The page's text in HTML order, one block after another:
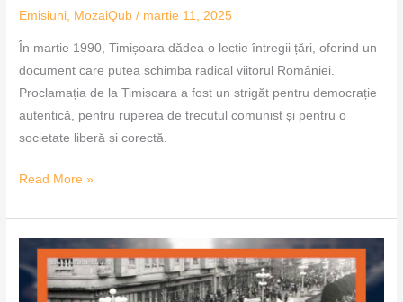
Emisiuni, MozaiQub / martie 11, 2025
În martie 1990, Timișoara dădea o lecție întregii țări, oferind un
document care putea schimba radical viitorul României.
Proclamația de la Timișoara a fost un strigăt pentru democrație
autentică, pentru ruperea de trecutul comunist și pentru o
societate liberă și corectă.
Read More »
de